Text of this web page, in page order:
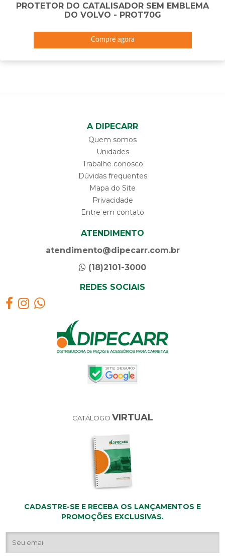
PROTETOR DO CATALISADOR SEM EMBLEMA
DO VOLVO - PROT70G
Compre agora
A DIPECARR
Quem somos
Unidades
Trabalhe conosco
Dúvidas frequentes
Mapa do Site
Privacidade
Entre em contato
ATENDIMENTO
atendimento@dipecarr.com.br
(18)2101-3000
REDES SOCIAIS
CATÁLOGO VIRTUAL
CADASTRE-SE E RECEBA OS LANÇAMENTOS E
PROMOÇÕES EXCLUSIVAS.